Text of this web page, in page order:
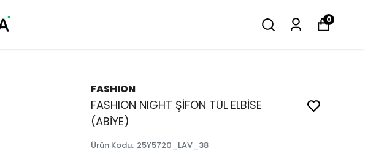
0
FASHION
FASHION NIGHT ŞİFON TÜL ELBİSE
(ABİYE)
Ürün Kodu: 25Y5720_LAV_38